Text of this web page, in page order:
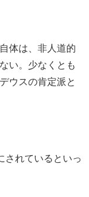
体は、非人道的
い。少なくとも
ウスの肯定派と
されているといっ